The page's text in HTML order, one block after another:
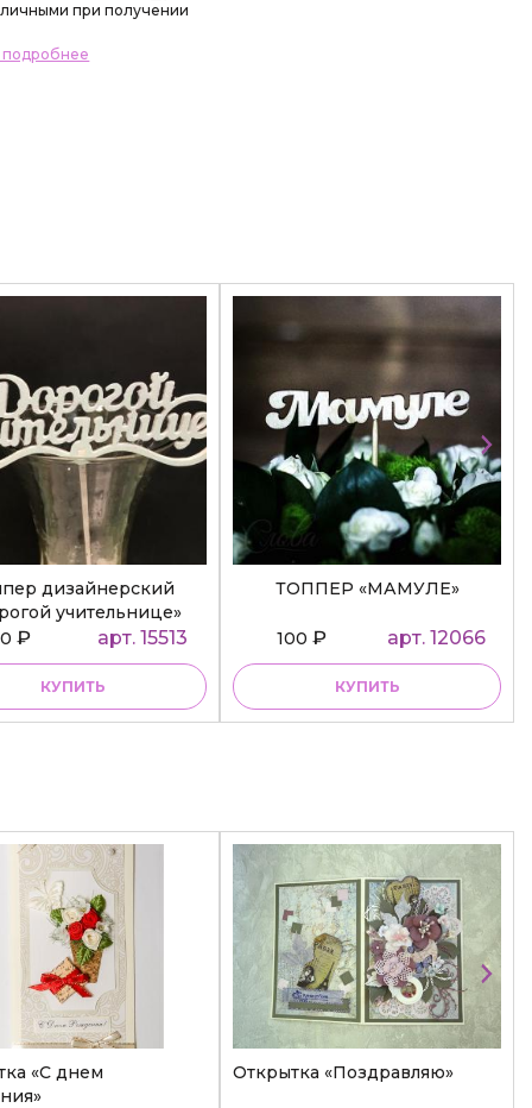
при получении
подробнее
дизайнерский
учительнице»
₽ арт. 15513
КУПИТЬ
ТОППЕР «МАМУЛЕ»
100₽ арт. 12066
КУПИТЬ
«С днем
Открытка «Поздравляю»